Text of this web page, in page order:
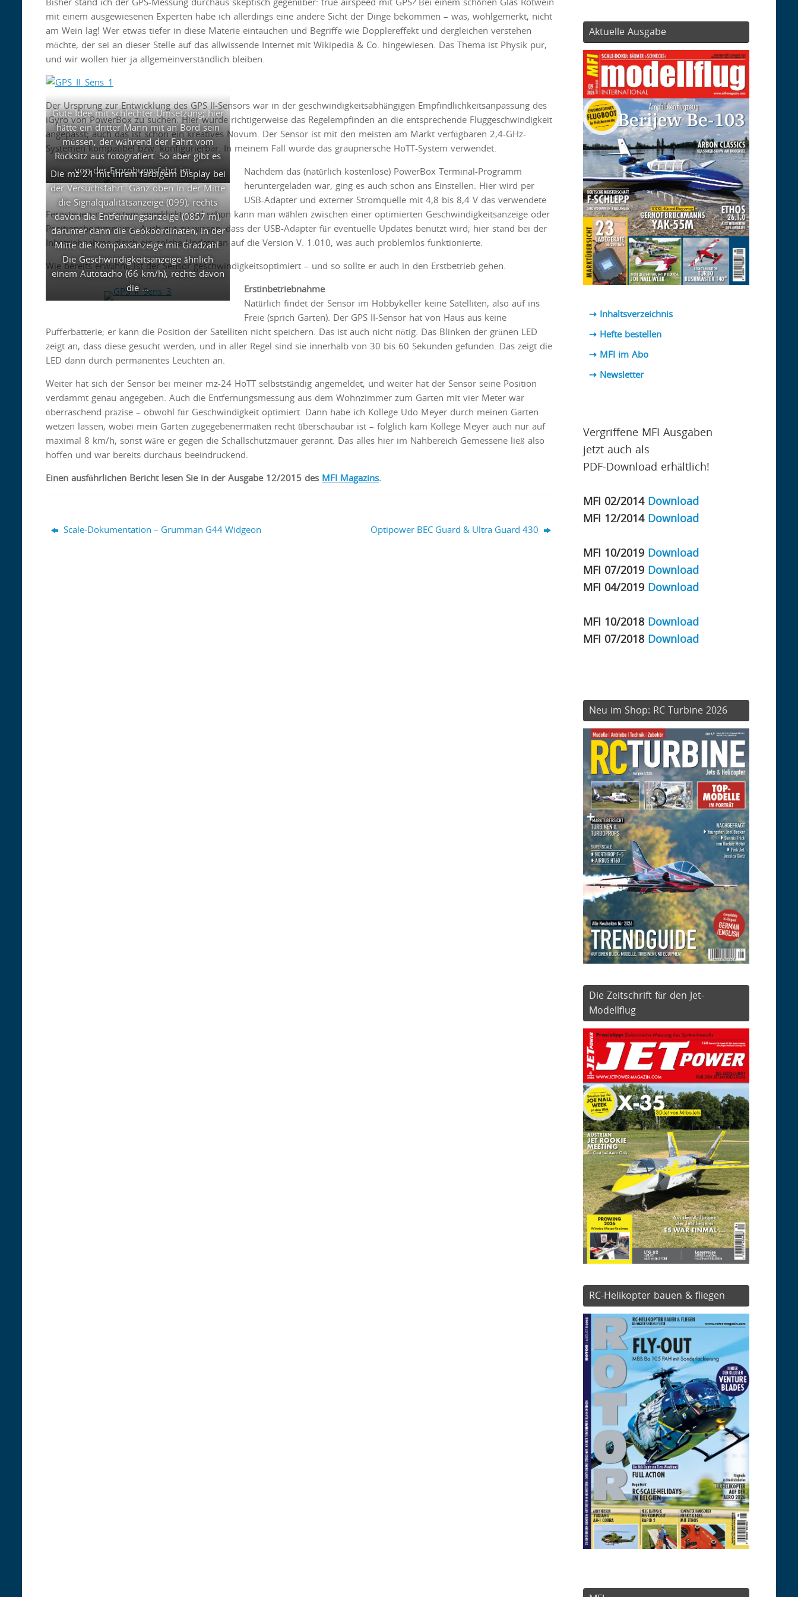
mit einem ausgewiesenen Experten habe ich allerdings eine andere Sicht der Dinge bekommen – was, wohlgemerkt, nicht
am Wein lag! Wer etwas tiefer in diese Materie eintauchen und Begriffe wie Dopplereffekt und dergleichen verstehen
möchte, der sei an dieser Stelle auf das allwissende Internet mit Wikipedia & Co. hingewiesen. Das Thema ist Physik pur,
und wir wollen hier ja allgemeinverständlich bleiben.
Der Ursprung zur Entwicklung des GPS II-Sensors war in der geschwindigkeitsabhängigen Empfindlichkeitsanpassung des
iGyro von PowerBox zu suchen. Hier wurde richtigerweise das Regelempfinden an die entsprechende Fluggeschwindigkeit
angepasst; auch das ist schon ein kreatives Novum. Der Sensor ist mit den meisten am Markt verfügbaren 2,4-GHz-
Systemen kompatibel bzw. konfigurierbar. In meinem Fall wurde das graupnersche HoTT-System verwendet.
Gute Idee mit schlechter Umsetzung; hier
hätte ein dritter Mann mit an Bord sein
müssen, der während der Fahrt vom
Rücksitz aus fotografiert. So aber gibt es
von der Erprobungsfahrt im …
Nachdem das (natürlich kostenlose) PowerBox Terminal-Programm
heruntergeladen war, ging es auch schon ans Einstellen. Hier wird per
USB-Adapter und externer Stromquelle mit 4,8 bis 8,4 V das verwendete
Fernsteuerungssystem angeklickt, und schon kann man wählen zwischen einer optimierten Geschwindigkeitsanzeige oder
Positionsbestimmung. Auch gut zu wissen, dass der USB-Adapter für eventuelle Updates benutzt wird; hier stand bei der
Inbetriebnahme gleich ein solche Update an auf die Version V. 1.010, was auch problemlos funktionierte.
Wie bereits erwähnt, ist der Sensor geschwindigkeitsoptimiert – und so sollte er auch in den Erstbetrieb gehen.
Die mz-24 mit ihrem farbigem Display bei
der Versuchsfahrt. Ganz oben in der Mitte
die Signalqualitätsanzeige (099), rechts
davon die Entfernungsanzeige (0857 m),
darunter dann die Geokoordinaten, in der
Mitte die Kompassanzeige mit Gradzahl.
Die Geschwindigkeitsanzeige ähnlich
einem Autotacho (66 km/h); rechts davon
die …
Erstinbetriebnahme
Natürlich findet der Sensor im Hobbykeller keine Satelliten, also auf ins
Freie (sprich Garten). Der GPS II-Sensor hat von Haus aus keine
Pufferbatterie; er kann die Position der Satelliten nicht speichern. Das ist auch nicht nötig. Das Blinken der grünen LED
zeigt an, dass diese gesucht werden, und in aller Regel sind sie innerhalb von 30 bis 60 Sekunden gefunden. Das zeigt die
LED dann durch permanentes Leuchten an.
Weiter hat sich der Sensor bei meiner mz-24 HoTT selbstständig angemeldet, und weiter hat der Sensor seine Position
verdammt genau angegeben. Auch die Entfernungsmessung aus dem Wohnzimmer zum Garten mit vier Meter war
überraschend präzise – obwohl für Geschwindigkeit optimiert. Dann habe ich Kollege Udo Meyer durch meinen Garten
wetzen lassen, wobei mein Garten zugegebenermaßen recht überschaubar ist – folglich kam Kollege Meyer auch nur auf
maximal 8 km/h, sonst wäre er gegen die Schallschutzmauer gerannt. Das alles hier im Nahbereich Gemessene ließ also
hoffen und war bereits durchaus beeindruckend.
Einen ausführlichen Bericht lesen Sie in der Ausgabe 12/2015 des MFI Magazins.
Scale-Dokumentation – Grumman G44 Widgeon Optipower BEC Guard & Ultra Guard 430
Aktuelle Ausgabe
⇢ Inhaltsverzeichnis
⇢ Hefte bestellen
⇢ MFI im Abo
⇢ Newsletter
Vergriffene MFI Ausgaben
jetzt auch als
PDF-Download erhältlich!
MFI 02/2014 Download
MFI 12/2014 Download
MFI 10/2019 Download
MFI 07/2019 Download
MFI 04/2019 Download
MFI 10/2018 Download
MFI 07/2018 Download
Neu im Shop: RC Turbine 2026
Die Zeitschrift für den Jet-
Modellflug
RC-Helikopter bauen & fliegen